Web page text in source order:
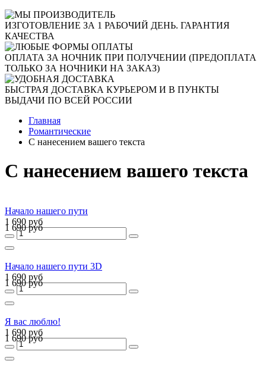
ИЗГОТОВЛЕНИЕ ЗА 1 РАБОЧИЙ ДЕНЬ. ГАРАНТИЯ
КАЧЕСТВА
ОПЛАТА ЗА НОЧНИК ПРИ ПОЛУЧЕНИИ (ПРЕДОПЛАТА
ТОЛЬКО ЗА НОЧНИКИ НА ЗАКАЗ)
БЫСТРАЯ ДОСТАВКА КУРЬЕРОМ И В ПУНКТЫ
ВЫДАЧИ ПО ВСЕЙ РОССИИ
Главная
Романтические
С нанесением вашего текста
С нанесением вашего текста
Начало нашего пути
1 690 руб
1 690 руб
Начало нашего пути 3D
1 690 руб
1 690 руб
Я вас люблю!
1 690 руб
1 690 руб